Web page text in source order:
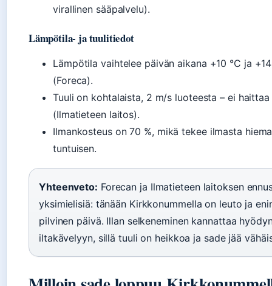
virallinen sääpalvelu).
Lämpötila- ja tuulitiedot
Lämpötila vaihtelee päivän aikana +10 °C ja
(Foreca).
Tuuli on kohtalaista, 2 m/s luoteesta – ei
(Ilmatieteen laitos).
Ilmankosteus on 70 %, mikä tekee ilmasta
tuntuisen.
Yhteenveto: Forecan ja Ilmatieteen laitoksen
yksimielisiä: tänään Kirkkonummella on leuto ja
pilvinen päivä. Illan selkeneminen kannattaa
iltakävelyyn, sillä tuuli on heikkoa ja sade jää